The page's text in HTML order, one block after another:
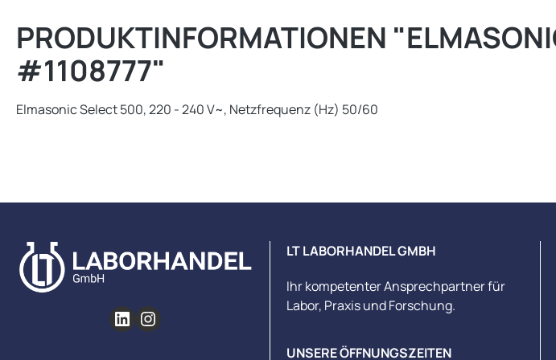
PRODUKTINFORMATIONEN
#1108777"
Elmasonic Select 500, 220 - 240 V~, Netzfrequenz (Hz) 50/60
LT LABORHANDEL GMBH
Ihr kompetenter Ansprechpartner für
Labor, Praxis und Forschung.
UNSERE ÖFFNUNGSZEITEN